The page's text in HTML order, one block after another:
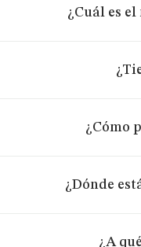
¿Cuál es
¿Cómo
¿Dónde
¿A